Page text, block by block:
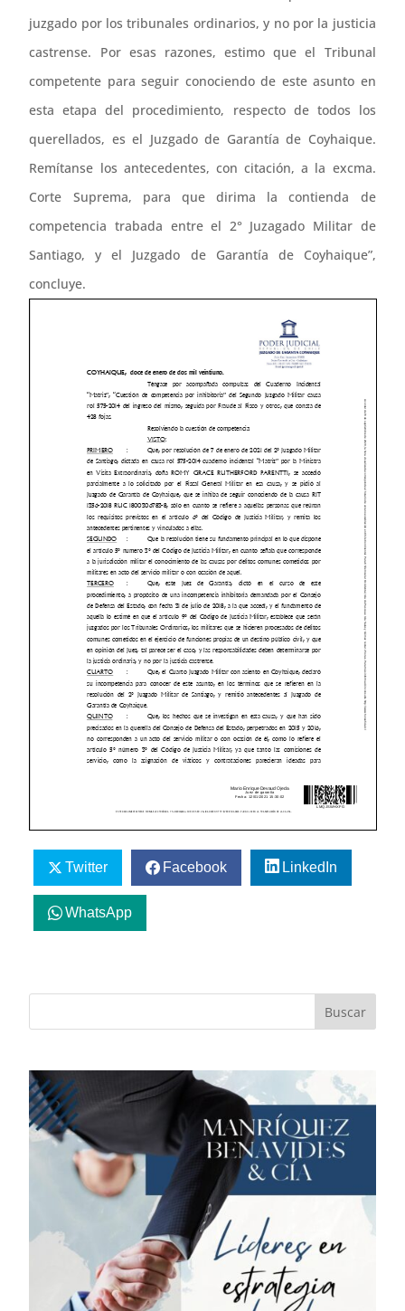
juzgado por los tribunales ordinarios, y no por la justicia
castrense. Por esas razones, estimo que el Tribunal
competente para seguir conociendo de este asunto en
esta etapa del procedimiento, respecto de todos los
querellados, es el Juzgado de Garantía de Coyhaique.
Remítanse los antecedentes, con citación, a la excma.
Corte Suprema, para que dirima la contienda de
competencia trabada entre el 2° Juzagado Militar de
Santiago, y el Juzgado de Garantía de Coyhaique”,
concluye.
Twitter Facebook LinkedIn
WhatsApp